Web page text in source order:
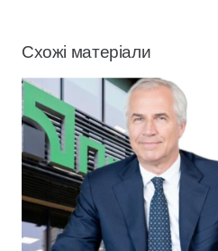
Схожі матеріали